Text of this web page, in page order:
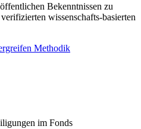
Bekenntnissen zu
wissenschafts-basierten
Methodik
im Fonds